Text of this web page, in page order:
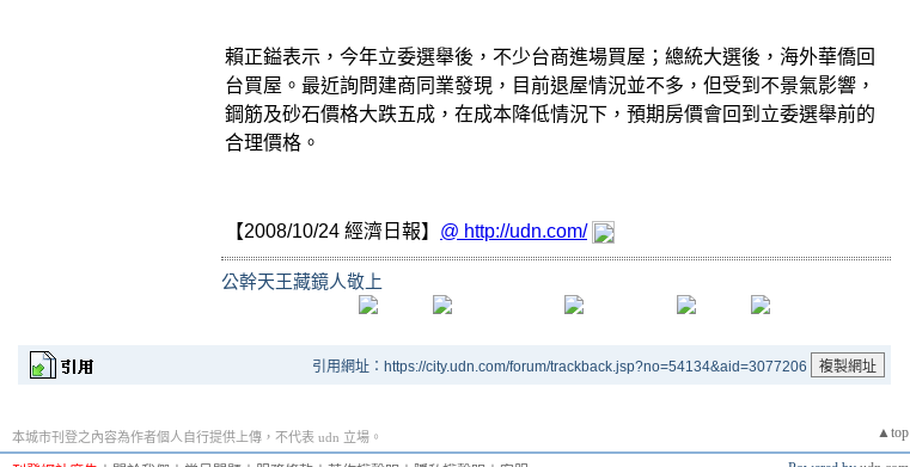
賴正鎰表示，今年立委選舉後，不少台商進場買屋；總統大選後，海外華僑回
台買屋。最近詢問建商同業發現，目前退屋情況並不多，但受到不景氣影響，
鋼筋及砂石價格大跌五成，在成本降低情況下，預期房價會回到立委選舉前的
合理價格。
【2008/10/24 經濟日報】 @ http://udn.com/
公幹天王藏鏡人敬上
引用網址：https://city.udn.com/forum/trackback.jsp?no=54134&aid=3077206
▲top
本城市刊登之內容為作者個人自行提供上傳，不代表 udn 立場。